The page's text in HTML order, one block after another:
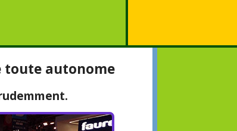
toute autonome